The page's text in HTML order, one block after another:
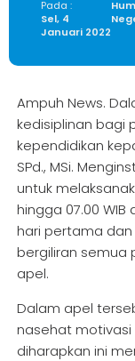
Pada :
Sel, 4
Januari 2022
Ampuh News.
kedisiplinan bagi
kependidikan
SPd., MSi.
untuk
hingga 07.00
hari pertama
bergiliran semua
apel.
Dalam apel
nasehat
diharapkan ini